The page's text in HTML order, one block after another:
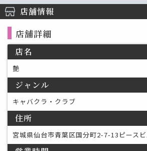
店舗情報
店舗詳細
店名
艶
ジャンル
キャバクラ・クラブ
住所
宮城県仙台市青葉区国分町2-7-13ピース